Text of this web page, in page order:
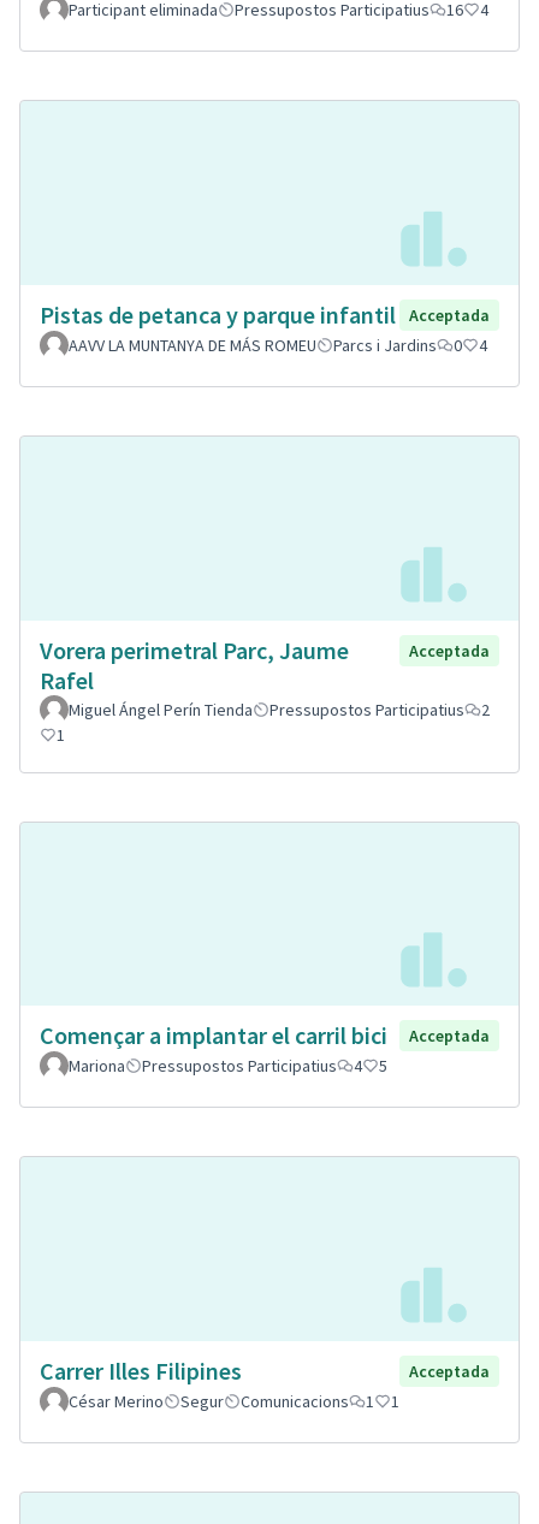
Participant eliminada
Pressupostos Participatius 16 4
Pistas de petanca y parque infantil
Acceptada
AAVV LA MUNTANYA DE MÁS ROMEU
Parcs i Jardins 0 4
Vorera perimetral Parc, Jaume
Rafel
Acceptada
Miguel Ángel Perín Tienda Pressupostos Participatius
2
1
Començar a implantar el carril bici
Acceptada
Mariona
Pressupostos Participatius 4 5
Carrer Illes Filipines
Acceptada
César Merino
Segur Comunicacions 1 1